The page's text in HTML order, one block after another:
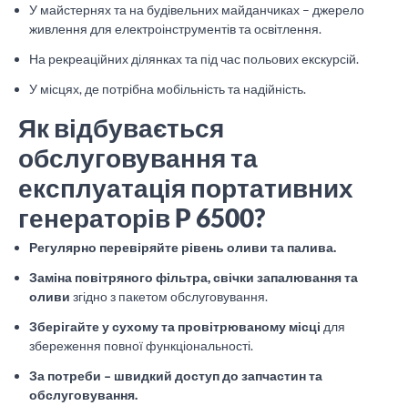
У майстернях та на будівельних майданчиках – джерело
живлення для електроінструментів та освітлення.
На рекреаційних ділянках та під час польових екскурсій.
У місцях, де потрібна мобільність та надійність.
Як відбувається
обслуговування та
експлуатація портативних
генераторів P 6500?
Регулярно перевіряйте рівень оливи та палива.
Заміна повітряного фільтра, свічки запалювання та
оливи згідно з пакетом обслуговування.
Зберігайте у сухому та провітрюваному місці для
збереження повної функціональності.
За потреби – швидкий доступ до запчастин та
обслуговування.